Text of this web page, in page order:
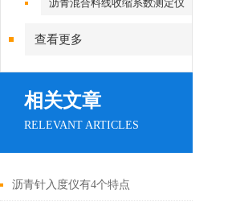
沥青混合料线收缩系数测定仪
查看更多
相关文章
RELEVANT ARTICLES
沥青针入度仪有4个特点